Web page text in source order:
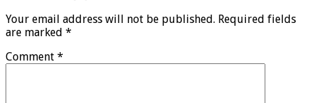
Your email address will not be published. Required fields
are marked *
Comment *